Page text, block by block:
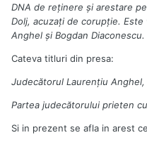
DNA de reţinere şi arestare
Dolj, acuzaţi de corupţie.
Anghel şi Bogdan Diaconescu.
Cateva titluri din presa:
Judecătorul Laurenţiu
Partea judecătorului prieten
Si in prezent se afla in arest